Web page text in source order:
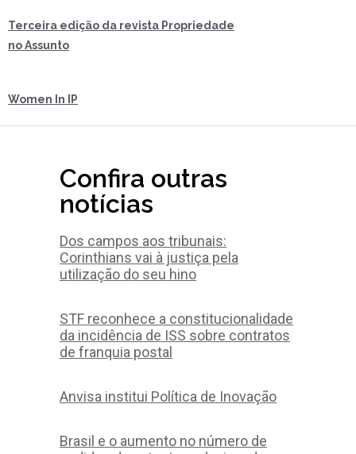
Terceira edição da revista Propriedade
no Assunto
Women In IP
Confira outras
notícias
Dos campos aos tribunais:
Corinthians vai à justiça pela
utilização do seu hino
STF reconhece a constitucionalidade
da incidência de ISS sobre contratos
de franquia postal
Anvisa institui Política de Inovação
Brasil e o aumento no número de